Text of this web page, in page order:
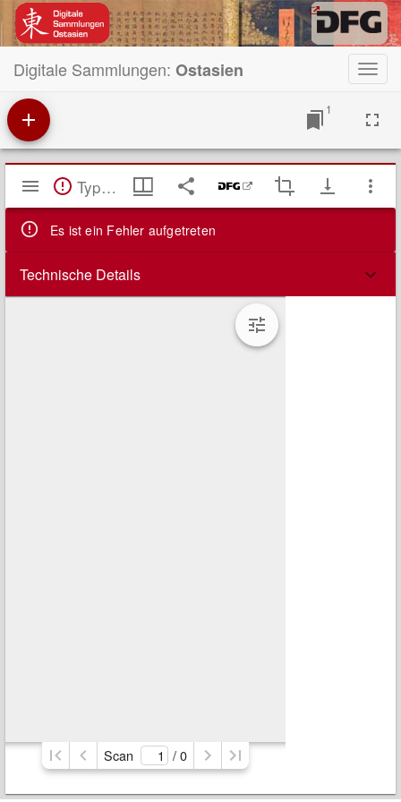
Digitale Sammlungen: Ostasien
1
Mirador
Viewer TypeError: Failed to fetch
Es ist ein Fehler aufgetreten
Technische Details
Scan / 0